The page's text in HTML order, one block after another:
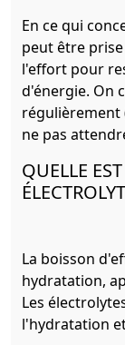
En ce qui
peut être
l'effort pour
d'énergie. On
régulièrement
ne pas
QUELLE
La boisson
hydratation,
Les
l'hydratation